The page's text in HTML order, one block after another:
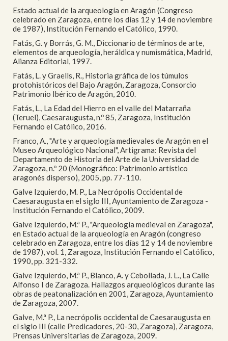
Estado actual de la arqueología en Aragón (Congreso
celebrado en Zaragoza, entre los días 12 y 14 de noviembre
de 1987), Institución Fernando el Católico, 1990.
Fatás, G. y Borrás, G. M., Diccionario de términos de arte,
elementos de arqueología, heráldica y numismática, Madrid,
Alianza Editorial, 1997.
Fatás, L. y Graells, R., Historia gráfica de los túmulos
protohistóricos del Bajo Aragón, Zaragoza, Consorcio
Patrimonio Ibérico de Aragón, 2010.
Fatás, L., La Edad del Hierro en el valle del Matarraña
(Teruel), Caesaraugusta, n.º 85, Zaragoza, Institución
Fernando el Católico, 2016.
Franco, A., "Arte y arqueología medievales de Aragón en el
Museo Arqueológico Nacional", Artigrama: Revista del
Departamento de Historia del Arte de la Universidad de
Zaragoza, n.º 20 (Monográfico: Patrimonio artístico
aragonés disperso), 2005, pp. 77-110.
Galve Izquierdo, M. P., La Necrópolis Occidental de
Caesaraugusta en el siglo III, Ayuntamiento de Zaragoza -
Institución Fernando el Católico, 2009.
Galve Izquierdo, M.ª P., "Arqueología medieval en Zaragoza",
en Estado actual de la arqueología en Aragón (congreso
celebrado en Zaragoza, entre los días 12 y 14 de noviembre
de 1987), vol. 1, Zaragoza, Institución Fernando el Católico,
1990, pp. 321-332.
Galve Izquierdo, M.ª P., Blanco, A. y Cebollada, J. L., La Calle
Alfonso I de Zaragoza. Hallazgos arqueológicos durante las
obras de peatonalización en 2001, Zaragoza, Ayuntamiento
de Zaragoza, 2007.
Galve, M.ª P., La necrópolis occidental de Caesaraugusta en
el siglo III (calle Predicadores, 20-30, Zaragoza), Zaragoza,
Prensas Universitarias de Zaragoza, 2009.